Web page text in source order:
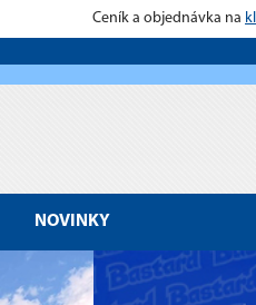
Ceník a objednávka na
NOVINKY